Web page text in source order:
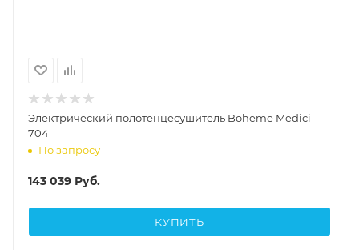
Электрический полотенцесушитель Boheme Medici
704
По запросу
143 039 Руб.
КУПИТЬ